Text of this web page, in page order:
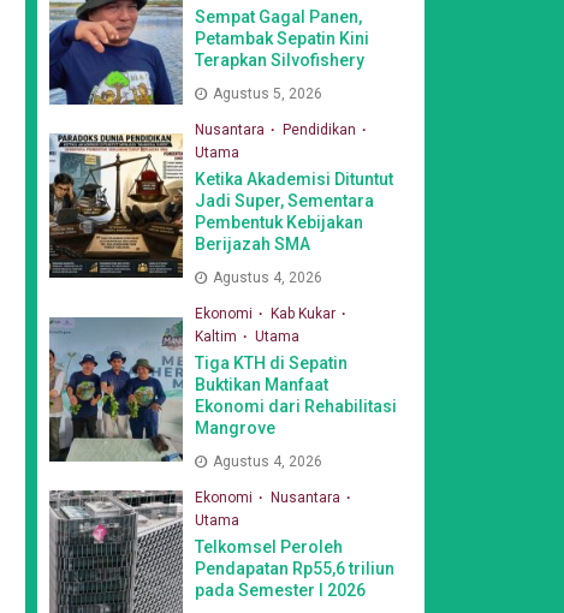
Sempat Gagal Panen,
Petambak Sepatin Kini
Terapkan Silvofishery
Agustus 5, 2026
Nusantara
Pendidikan
Utama
Ketika Akademisi Dituntut
Jadi Super, Sementara
Pembentuk Kebijakan
Berijazah SMA
Agustus 4, 2026
Ekonomi
Kab Kukar
Kaltim
Utama
Tiga KTH di Sepatin
Buktikan Manfaat
Ekonomi dari Rehabilitasi
Mangrove
Agustus 4, 2026
Ekonomi
Nusantara
Utama
Telkomsel Peroleh
Pendapatan Rp55,6 triliun
pada Semester I 2026